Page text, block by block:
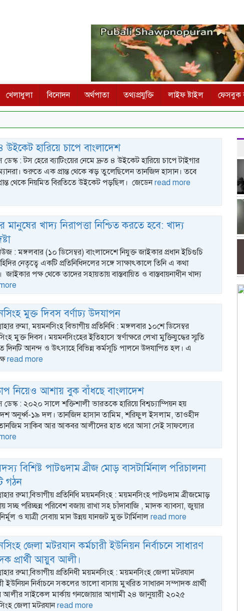
খেলাধুলা বিনোদন অর্থপাতা তথ্যপ্রযুক্তি লাইফ ষ্টাইল ফেসবুক
উইকেট হারিয়ে চাপে বাংলাদেশ
ডেস্ক : টস হেরে ব্যাটিংয়ের নেমে দ্রুত ৪ উইকেট হারিয়ে চাপে টাইগার
শুরুতে এক প্রান্ত থেকে ঝড় তুলেছিলেন তানজিদ হাসান। তবে
থেকে নিয়মিত বিরতিতে উইকেট পড়ছিল। জেডেনread more
মানুষের খাদ্য নিরাপত্তা নিশ্চিত করতে হবে: খাদ্য
: মঙ্গলবার (১০ ডিসেম্বর) বাংলাদেশে নিযুক্ত জাইকার প্রধান ইচিগুচি
নেতৃত্বে একটি প্রতিনিধিদলের সঙ্গে সাক্ষাৎকালে তিনি এ কথা
জাইকার পক্ষ থেকে তাদের সহায়তায় বাস্তবায়িত ও বাস্তবায়নাধীন খাদ্য
মুক্ত দিবস বর্ণাঢ্য উদযাপন
রুমা, ময়মনসিংহ বিভাগীয় প্রতিনিধি : মঙ্গলবার ১০শে ডিসেম্বর
মুক্ত দিবস। ময়মনসিংহের ইতিহাসে স্বর্ণাক্ষরে লেখা মুক্তিযুদ্ধের স্মৃতি
দিনটি আনন্দ ও উৎসাহে বিভিন্ন কর্মসূচি পালনে উদযাপিত হল। এ
read more
নিয়েও আশায় বুক বাঁধছে বাংলাদেশ
ডেস্ক : ২০২০ সালে শক্তিশালী ভারতকে হারিয়ে বিশ্বচ্যাম্পিয়ন হয়
অনূর্ধ্ব-১৯ দল। তানজিদ হাসান তামিম, শরিফুল ইসলাম, তাওহীদ
সাকিব আর আকবর আলীদের হাত ধরে আসা সেই সাফল্যের
বিশিষ্ট পাটগুদাম ব্রীজ মোড় বাসটার্মিনাল পরিচালনা
গঠন
রুমা,বিভাগীয় প্রতিনিধি ময়মনসিংহ : ময়মনসিংহ পাটগুদাম ব্রীজমোড়
সচ্ছ পরিচ্ছন্ন পরিবেশ বজায় রাখা সহ চাঁদাবাজি , মাদক ব্যাবসা, জুয়ার
ও যাত্রী সেবায় মান উন্নয় যানজট মুক্ত টার্মিনাল read more
জেলা মটরযান কর্মচারী ইউনিয়ন নির্বাচনে সাধারণ
প্রার্থী আয়ুব আলী।
রুমা,বিভাগীয় প্রতিনিধী ময়মনসিংহ : ময়মনসিংহ জেলা মটরযান
ইউনিয়ন নির্বাচনে সকলের ভালো বাসায় মুখরিত সাধারন সম্পাদক প্রার্থী
সাইকেল মার্কায় গনজোয়ার আগামী ২৪ জানুয়ারী ২০২৫
জেলা মটরযানread more